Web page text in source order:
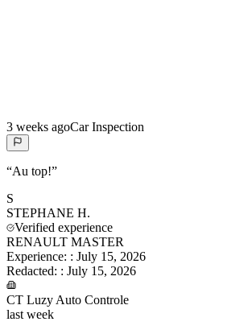
3 weeks agoCar Inspection
“Au top!”
S
STEPHANE H.
Verified experience
RENAULT MASTER
Experience: : July 15, 2026
Redacted: : July 15, 2026
CT Luzy Auto Controle
last week